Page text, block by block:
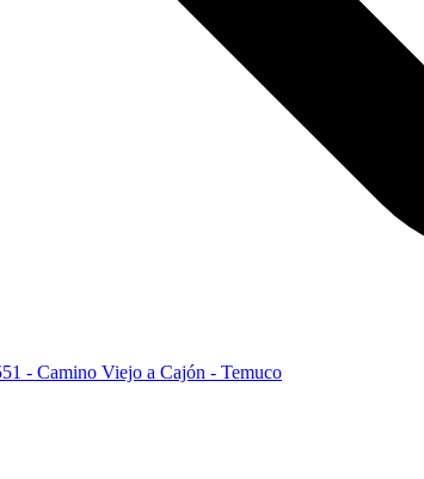
- Camino Viejo a Cajón - Temuco